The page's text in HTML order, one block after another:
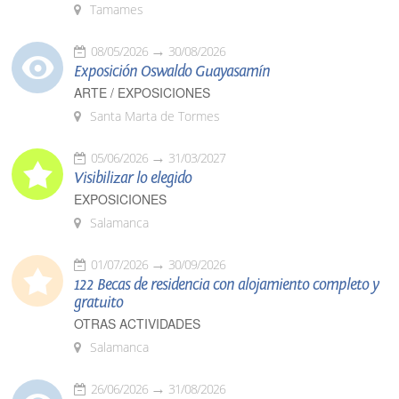
Tamames
08/05/2026 30/08/2026
Exposición Oswaldo Guayasamín
ARTE / EXPOSICIONES
Santa Marta de Tormes
05/06/2026 31/03/2027
Visibilizar lo elegido
EXPOSICIONES
Salamanca
01/07/2026 30/09/2026
122 Becas de residencia con alojamiento completo y
gratuito
OTRAS ACTIVIDADES
Salamanca
26/06/2026 31/08/2026